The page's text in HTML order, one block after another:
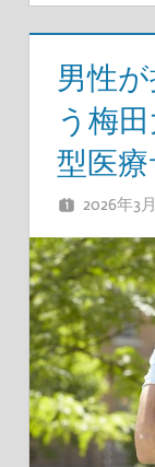
男性
う梅
型医
2026年3